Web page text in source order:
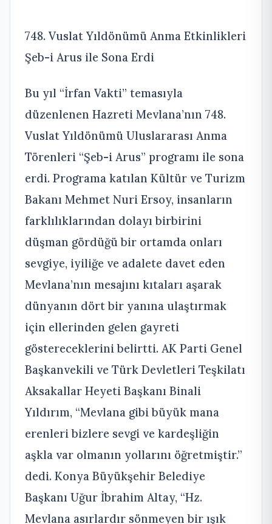
748. Vuslat Yıldönümü Anma Etkinlikleri
Şeb-i Arus ile Sona Erdi
Bu yıl “İrfan Vakti” temasıyla
düzenlenen Hazreti Mevlana’nın 748.
Vuslat Yıldönümü Uluslararası Anma
Törenleri “Şeb-i Arus” programı ile sona
erdi. Programa katılan Kültür ve Turizm
Bakanı Mehmet Nuri Ersoy, insanların
farklılıklarından dolayı birbirini
düşman gördüğü bir ortamda onları
sevgiye, iyiliğe ve adalete davet eden
Mevlana’nın mesajını kıtaları aşarak
dünyanın dört bir yanına ulaştırmak
için ellerinden gelen gayreti
göstereceklerini belirtti. AK Parti Genel
Başkanvekili ve Türk Devletleri Teşkilatı
Aksakallar Heyeti Başkanı Binali
Yıldırım, “Mevlana gibi büyük mana
erenleri bizlere sevgi ve kardeşliğin
aşkla var olmanın yollarını öğretmiştir.”
dedi. Konya Büyükşehir Belediye
Başkanı Uğur İbrahim Altay, “Hz.
Mevlana asırlardır sönmeyen bir ışık